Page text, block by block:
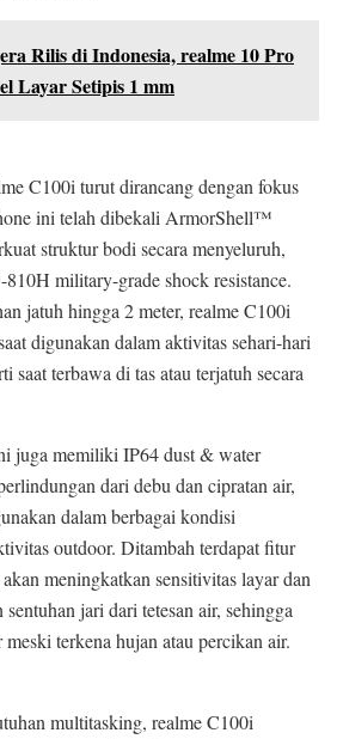
Rilis di Indonesia, realme 10 Pro
Layar Setipis 1 mm
C100i turut dirancang dengan fokus
ini telah dibekali ArmorShell™
struktur bodi secara menyeluruh,
military-grade shock resistance.
jatuh hingga 2 meter, realme C100i
digunakan dalam aktivitas sehari-hari
saat terbawa di tas atau terjatuh secara
juga memiliki IP64 dust & water
dari debu dan cipratan air,
dalam berbagai kondisi
outdoor. Ditambah terdapat fitur
meningkatkan sensitivitas layar dan
jari dari tetesan air, sehingga
terkena hujan atau percikan air.
multitasking, realme C100i